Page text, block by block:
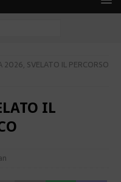
2026, SVELATO IL PERCORSO
IL